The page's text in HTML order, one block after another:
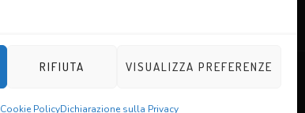
RIFIUTA VISUALIZZA PREFERENZE
Cookie PolicyDichiarazione sulla Privacy